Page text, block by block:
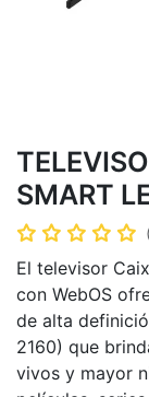
SMART
El televisor
con WebOS
de alta
2160) que
vivos y mayor